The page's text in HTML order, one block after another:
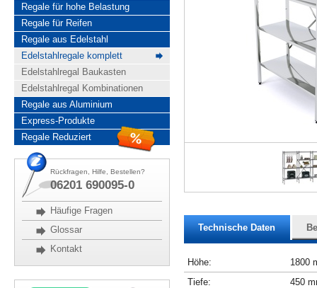
Regale für hohe Belastung
Regale für Reifen
Regale aus Edelstahl
Edelstahlregale komplett
Edelstahlregal Baukasten
Edelstahlregal Kombinationen
Regale aus Aluminium
Express-Produkte
Regale Reduziert
Rückfragen, Hilfe, Bestellen?
06201 690095-0
Häufige Fragen
Glossar
Kontakt
Technische Daten
Höhe:
1800
Tiefe:
450